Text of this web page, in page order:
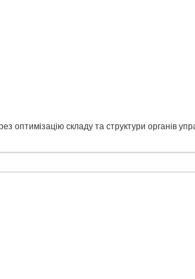
оптимізацію складу та структури органів